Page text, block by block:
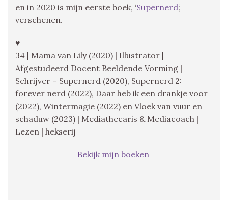
en in 2020 is mijn eerste boek, ‘Supernerd‘,
verschenen.
♥
34 | Mama van Lily (2020) | Illustrator |
Afgestudeerd Docent Beeldende Vorming |
Schrijver – Supernerd (2020), Supernerd 2:
forever nerd (2022), Daar heb ik een drankje voor
(2022), Wintermagie (2022) en Vloek van vuur en
schaduw (2023) | Mediathecaris & Mediacoach |
Lezen | hekserij
Bekijk mijn boeken